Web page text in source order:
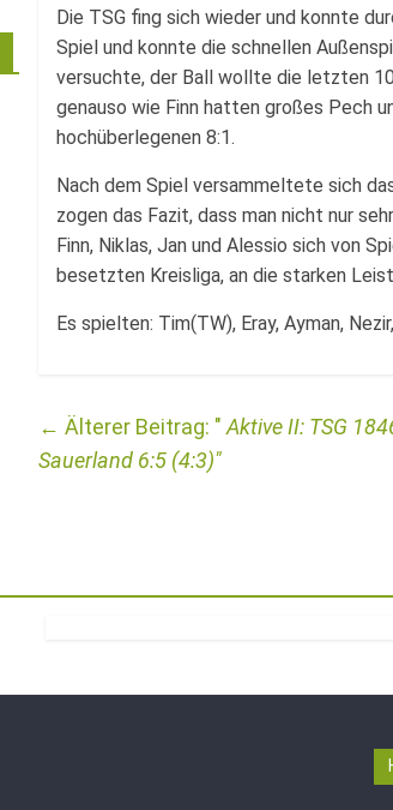
Die TSG fing sich wieder und konnte
Spiel und konnte die schnellen
versuchte, der Ball wollte die letzten
genauso wie Finn hatten großes Pech
hochüberlegenen 8:1.
Nach dem Spiel versammeltete sich
zogen das Fazit, dass man nicht nur
Finn, Niklas, Jan und Alessio sich von
besetzten Kreisliga, an die starken
Es spielten: Tim(TW), Eray, Ayman,
←
Aktive II: TSG
Sauerland 6:5 (4:3)